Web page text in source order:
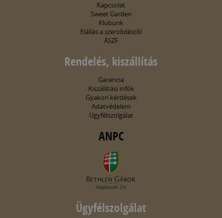
Kapcsolat
Sweet Garden
Klubunk
Elállás a szerződéstől
ÁSZF
Rendelés, kiszállítás
Garancia
Kiszállítási infók
Gyakori kérdések
Adatvédelem
Ügyfélszolgálat
ANPC
Ügyfélszolgálat